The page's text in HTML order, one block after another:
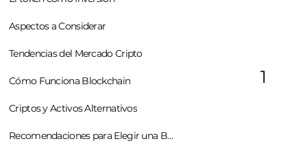
Aspectos a Considerar
Tendencias del Mercado Cripto
Cómo Funciona Blockchain
Criptos y Activos Alternativos
Recomendaciones para Elegir una Buena App
1